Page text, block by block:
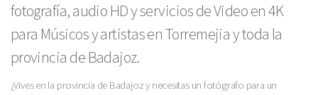
fotografía, audio HD y servicios de Video en 4K
para Músicos y artistas en Torremejia y toda la
provincia de Badajoz.
¿Vives en la provincia de Badajoz y necesitas un fotógrafo para un